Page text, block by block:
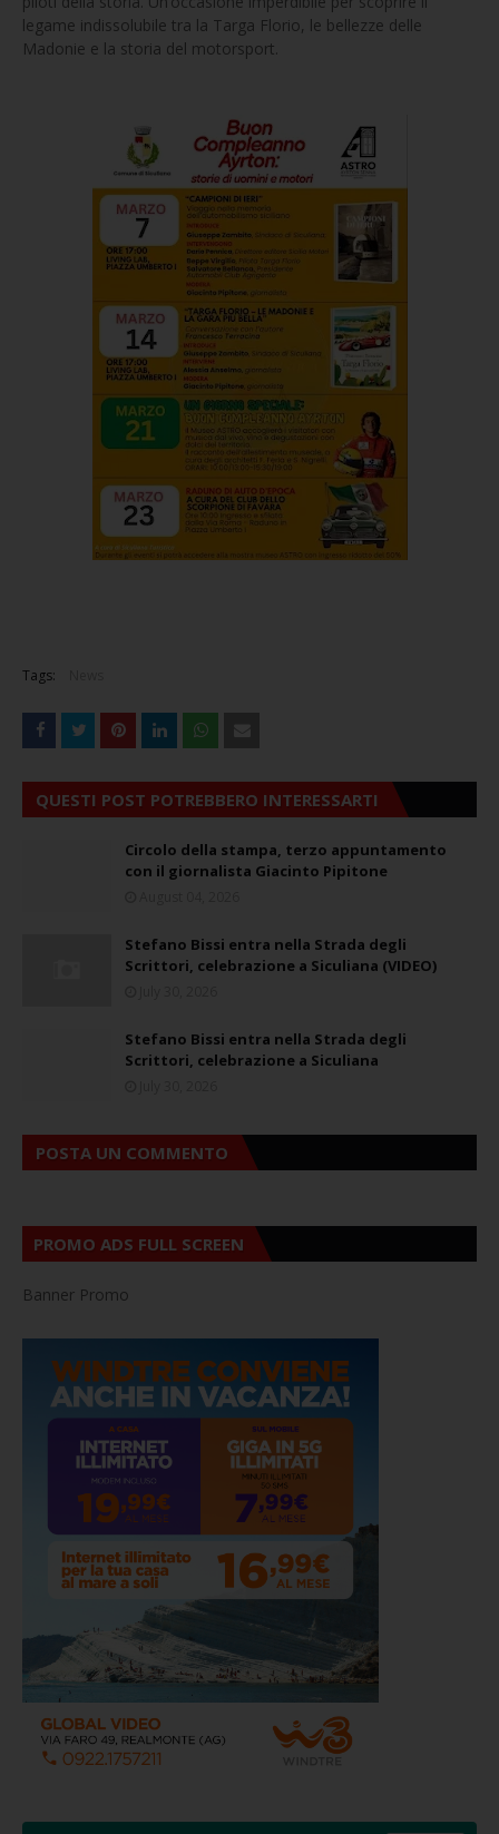
legame indissolubile tra la Targa Florio, le bellezze delle
Madonie e la storia del motorsport.
Tags:
QUESTI POST POTREBBERO INTERESSARTI
Circolo della stampa, terzo appuntamento
con il giornalista Giacinto Pipitone
Stefano Bissi entra nella Strada degli
Scrittori, celebrazione a Siculiana (VIDEO)
Stefano Bissi entra nella Strada degli
Scrittori, celebrazione a Siculiana
POSTA UN COMMENTO
PROMO ADS FULL SCREEN
Banner Promo